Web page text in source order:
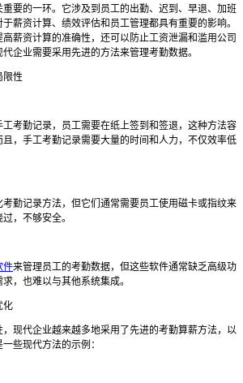
要的一环。它涉及到员工的出勤、迟到、早退、加班
薪资计算、绩效评估和员工管理都具有重要的影响。
薪资计算的准确性，还可以防止工资泄漏和滥用公司
企业需要采用先进的方法来管理考勤数据。
限性
考勤记录，员工需要在纸上签到和签退，这种方法容
，手工考勤记录需要大量的时间和人力，不仅效率低
勤记录方法，但它们通常需要员工使用磁卡或指纹来
，不够安全。
件来管理员工的考勤数据，但这些软件通常缺乏高级功
，也难以与其他系统集成。
化
现代企业越来越多地采用了先进的考勤算薪方法，以
些现代方法的示例：